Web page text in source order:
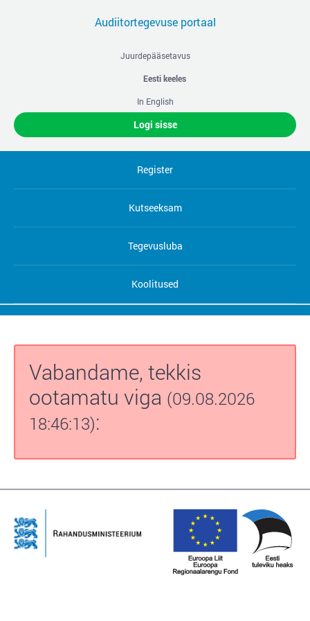
Audiitortegevuse portaal
Juurdepääsetavus
Eesti keeles
In English
Logi sisse
Register
Kutseeksam
Tegevusluba
Koolitused
Vabandame, tekkis
ootamatu viga (09.08.2026
18:46:13):